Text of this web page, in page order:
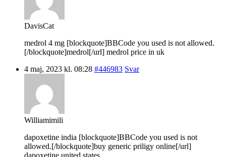
DavisCat
medrol 4 mg [blockquote]BBCode you used is not allowed.
[/blockquote]medrol[/url] medrol price in uk
4 maj, 2023 kl. 08:28 #446983 Svar
Williamimili
dapoxetine india [blockquote]BBCode you used is not
allowed.[/blockquote]buy generic priligy online[/url]
dapoxetine united states